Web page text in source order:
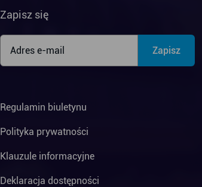
Zapisz się
Regulamin biuletynu
Polityka prywatności
Klauzule informacyjne
Deklaracja dostępności